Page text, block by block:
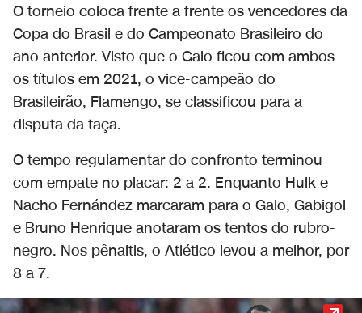
O torneio coloca frente a frente os vencedores da
Copa do Brasil e do Campeonato Brasileiro do
ano anterior. Visto que o Galo ficou com ambos
os títulos em 2021, o vice-campeão do
Brasileirão, Flamengo, se classificou para a
disputa da taça.
O tempo regulamentar do confronto terminou
com empate no placar: 2 a 2. Enquanto Hulk e
Nacho Fernández marcaram para o Galo, Gabigol
e Bruno Henrique anotaram os tentos do rubro-
negro. Nos pênaltis, o Atlético levou a melhor, por
8 a 7.